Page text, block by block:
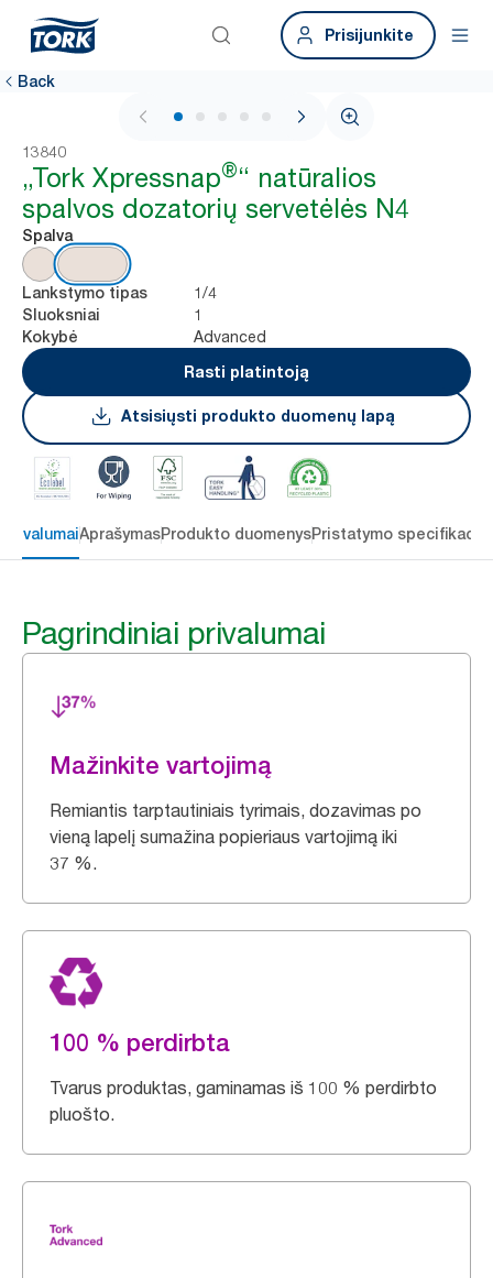
Prisijunkite
Back
1 / 7
13840
„Tork Xpressnap®“ natūralios
spalvos dozatorių servetėlės N4
Spalva
Lankstymo tipas 1/4
Sluoksniai 1
Kokybė
Advanced
Rasti platintoją
Atsisiųsti produkto duomenų lapą
AprašymasProdukto duomenysPristatymo
Pagrindiniai privalumai
Mažinkite vartojimą
Remiantis tarptautiniais tyrimais, dozavimas po
vieną lapelį sumažina popieriaus vartojimą iki
37 %.
100 % perdirbta
Tvarus produktas, gaminamas iš 100 % perdirbto
pluošto.